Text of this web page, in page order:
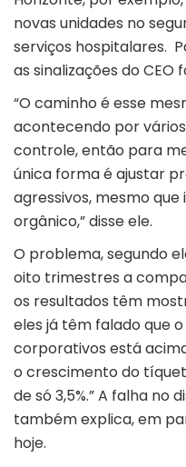
novas unidades no
serviços hospitalares.
as sinalizações do CEO
“O caminho é esse
acontecendo por
controle, então para
única forma é ajustar
agressivos, mesmo
orgânico,” disse ele.
O problema, segundo
oito trimestres a
os resultados têm
eles já têm falado que
corporativos está
o crescimento do
de só 3,5%.” A falha no
também explica, em
hoje.